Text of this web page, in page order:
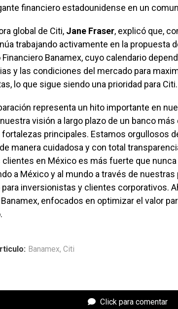
financiero estadounidense en un
global de Citi, Jane Fraser, explicó que,
trabajando activamente en la propuesta
Financiero Banamex, cuyo calendario
y las condiciones del mercado para
lo que sigue siendo una prioridad para Citi.
representa un hito importante en
visión a largo plazo de un banco
principales. Estamos orgullosos
manera cuidadosa y con total
en México es más fuerte que
a México y al mundo a través de nuestras
inversionistas y clientes corporativos.
Banamex, enfocados en optimizar el valor
Banamex, Citi
Click para comentar